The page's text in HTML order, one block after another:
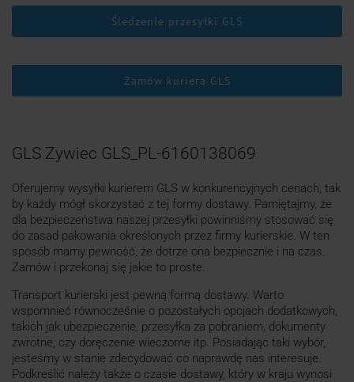
Śledzenie przesyłki GLS
Zamów kuriera GLS
GLS Zywiec GLS_PL-6160138069
Oferujemy wysyłki kurierem GLS w konkurencyjnych cenach, tak
by każdy mógł skorzystać z tej formy dostawy. Pamiętajmy, że
dla bezpieczeństwa naszej przesyłki powinniśmy stosować się
do zasad pakowania określonych przez firmy kurierskie. W ten
sposób mamy pewność, że dotrze ona bezpiecznie i na czas.
Zamów i przekonaj się jakie to proste.
Transport kurierski jest pewną formą dostawy. Warto
wspomnieć równocześnie o pozostałych opcjach dodatkowych,
takich jak ubezpieczenie, przesyłka za pobraniem, dokumenty
zwrotne, czy doręczenie wieczorne itp. Posiadając taki wybór,
jesteśmy w stanie zdecydować co naprawdę nas interesuje.
Podkreślić należy także o czasie dostawy, który w kraju wynosi